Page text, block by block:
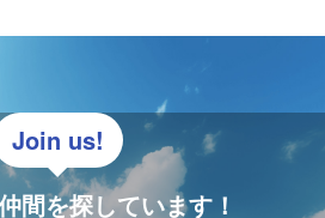
Join us!
間を探しています！